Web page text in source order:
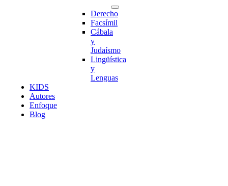
Derecho
Facsímil
Cábala
y
Judaísmo
Lingüística
y
Lenguas
KIDS
Autores
Enfoque
Blog